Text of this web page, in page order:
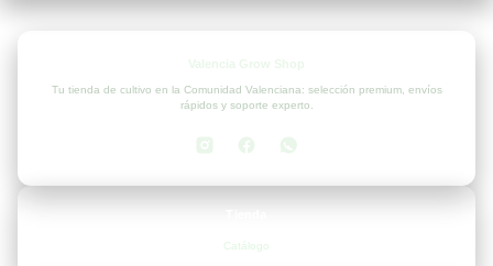
Tu tienda de cultivo en la Comunidad Valenciana: selección premium, envíos
rápidos y soporte experto.
Catálogo